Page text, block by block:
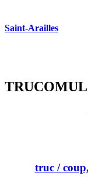
Saint-Arailles
truc/